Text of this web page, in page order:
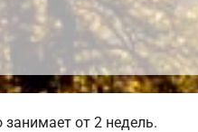
от 2 недель.